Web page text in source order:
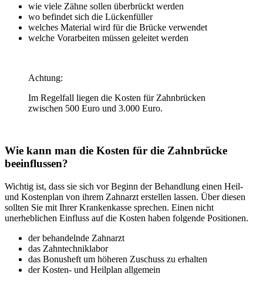
wie viele Zähne sollen überbrückt werden
wo befindet sich die Lückenfüller
welches Material wird für die Brücke verwendet
welche Vorarbeiten müssen geleitet werden
Achtung:
Im Regelfall liegen die Kosten für Zahnbrücken
zwischen 500 Euro und 3.000 Euro.
Wie kann man die Kosten für die Zahnbrücke
beeinflussen?
Wichtig ist, dass sie sich vor Beginn der Behandlung einen Heil-
und Kostenplan von ihrem Zahnarzt erstellen lassen. Über diesen
sollten Sie mit Ihrer Krankenkasse sprechen. Einen nicht
unerheblichen Einfluss auf die Kosten haben folgende Positionen.
der behandelnde Zahnarzt
das Zahntechniklabor
das Bonusheft um höheren Zuschuss zu erhalten
der Kosten- und Heilplan allgemein